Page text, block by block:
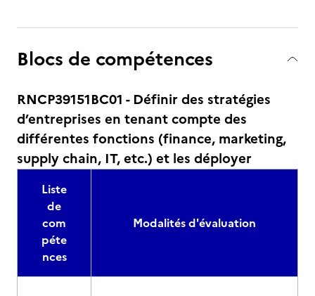
Blocs de compétences
RNCP39151BC01 - Définir des stratégies
d’entreprises en tenant compte des
différentes fonctions (finance, marketing,
supply chain, IT, etc.) et les déployer
Liste
de
com
péte
nces
Modalités d'évaluation